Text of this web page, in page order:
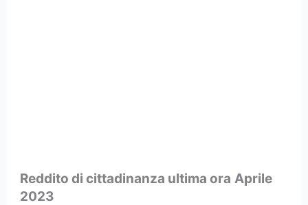
Reddito di cittadinanza ultima ora Aprile
2023